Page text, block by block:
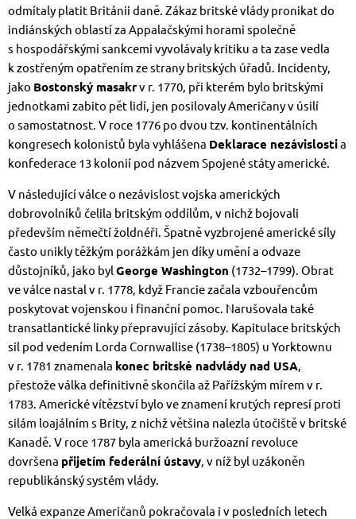
odmítaly platit Británii daně. Zákaz britské vlády pronikat do
indiánských oblastí za Appalačskými horami společně
s hospodářskými sankcemi vyvolávaly kritiku a ta zase vedla
k zostřeným opatřením ze strany britských úřadů. Incidenty,
jako Bostonský masakrv r. 1770, při kterém bylo britskými
jednotkami zabito pět lidí, jen posilovaly Američany v úsilí
o samostatnost. V roce 1776 po dvou tzv. kontinentálních
kongresech kolonistů byla vyhlášena Deklarace nezávislostia
konfederace 13 kolonií pod názvem Spojené státy americké.
V následující válce o nezávislost vojska amerických
dobrovolníků čelila britským oddílům, v nichž bojovali
především němečtí žoldnéři. Špatně vyzbrojené americké síly
často unikly těžkým porážkám jen díky umění a odvaze
důstojníků, jako byl George Washington (1732–1799). Obrat
ve válce nastal v r. 1778, když Francie začala vzbouřencům
poskytovat vojenskou i finanční pomoc. Narušovala také
transatlantické linky přepravující zásoby. Kapitulace britských
sil pod vedením Lorda Cornwallise (1738–1805) u Yorktownu
v r. 1781 znamenala konec britské nadvlády nad USA,
přestože válka definitivně skončila až Pařížským mírem v r.
1783. Americké vítězství bylo ve znamení krutých represí proti
silám loajálním s Brity, z nichž většina nalezla útočiště v britské
Kanadě. V roce 1787 byla americká buržoazní revoluce
dovršena přijetím federální ústavy, v níž byl uzákoněn
republikánský systém vlády.
Velká expanze Američanů pokračovala i v posledních letech